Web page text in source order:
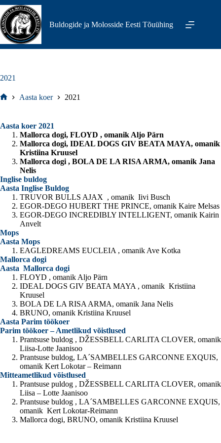
Skip
to
content
Buldogide ja Molosside Eesti Tõuühing
2021
Aasta koer 2021
Aasta koer 2021
Mallorca dogi, FLOYD , omanik Aljo Pärn
Mallorca dogi, IDEAL DOGS GIV BEATA MAYA, omanik
Kristiina Kruusel
Mallorca dogi , BOLA DE LA RISA ARMA, omanik Jana
Nelis
Inglise buldog
Aasta Inglise Buldog
TRUVOR BULLS AJAX , omanik Iivi Busch
EGOR-DEGO HUBERT THE PRINCE, omanik Kaire Melsas
EGOR-DEGO INCREDIBLY INTELLIGENT, omanik Kairin
Anvelt
Mops
Aasta Mops
EAGLEDREAMS EUCLEIA , omanik Ave Kotka
Mallorca dogi
Aasta Mallorca dogi
FLOYD , omanik Aljo Pärn
IDEAL DOGS GIV BEATA MAYA , omanik Kristiina
Kruusel
BOLA DE LA RISA ARMA, omanik Jana Nelis
BRUNO, omanik Kristiina Kruusel
Aasta Parim töökoer
Parim töökoer – Ametlikud võistlused
Prantsuse buldog , DŽESSBELL CARLITA CLOVER, omanik
Liisa-Lotte Jaanisoo
Prantsuse buldog, LA´SAMBELLES GARCONNE EXQUIS,
omanik Kert Lokotar – Reimann
Mitteametlikud võistlused
Prantsuse puldog , DŽESSBELL CARLITA CLOVER, omanik
Liisa – Lotte Jaanisoo
Prantsuse buldog , LA´SAMBELLES GARCONNE EXQUIS,
omanik Kert Lokotar-Reimann
Mallorca dogi, BRUNO, omanik Kristiina Kruusel